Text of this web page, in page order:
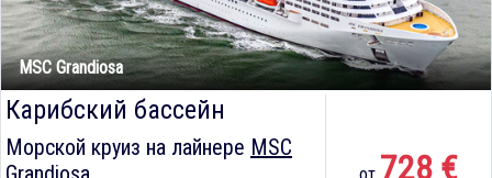
MSC Grandiosa
Карибский бассейн
Морской круиз на лайнере MSC
728 €